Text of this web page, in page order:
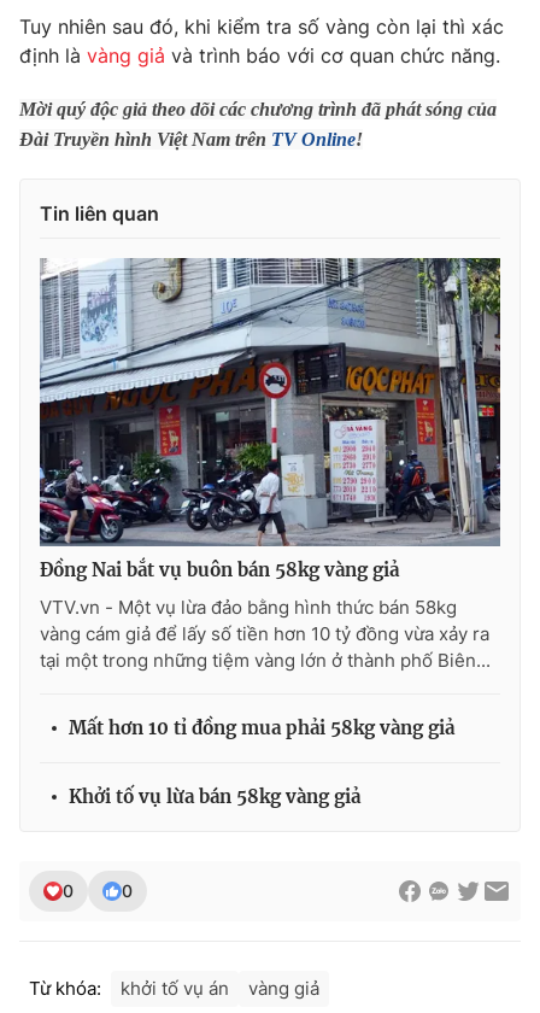
Nhân vật
Giải sao mai
Âm nhạc
Sao
Đời sống
Làm đẹp
Giáo dục
Tuyển sinh
Hitech Công nghệ tương lai
Sản phẩm
Thị trường
Tư vấn
Lịch phát sóng
Chuyên mục khác
Emagazine Podcast
Photo Infographic
Video Shorts video
VTV Money VTV Thể thao
VTV Sức khoẻ Bất động sản
Thị trường 24h Tấm lòng Việt
Liên hệ tòa soạn English
Tuy nhiên sau đó, khi kiểm tra số vàng còn lại thì xác
định là vàng giả và trình báo với cơ quan chức năng.
Mời quý độc giả theo dõi các chương trình đã phát sóng của
Đài Truyền hình Việt Nam trên TV Online!
Tin liên quan
Đồng Nai bắt vụ buôn bán 58kg vàng giả
VTV.vn - Một vụ lừa đảo bằng hình thức bán 58kg
vàng cám giả để lấy số tiền hơn 10 tỷ đồng vừa xảy ra
tại một trong những tiệm vàng lớn ở thành phố Biên...
Mất hơn 10 tỉ đồng mua phải 58kg vàng giả
Khởi tố vụ lừa bán 58kg vàng giả
0 0
Từ khóa: khởi tố vụ án vàng giả